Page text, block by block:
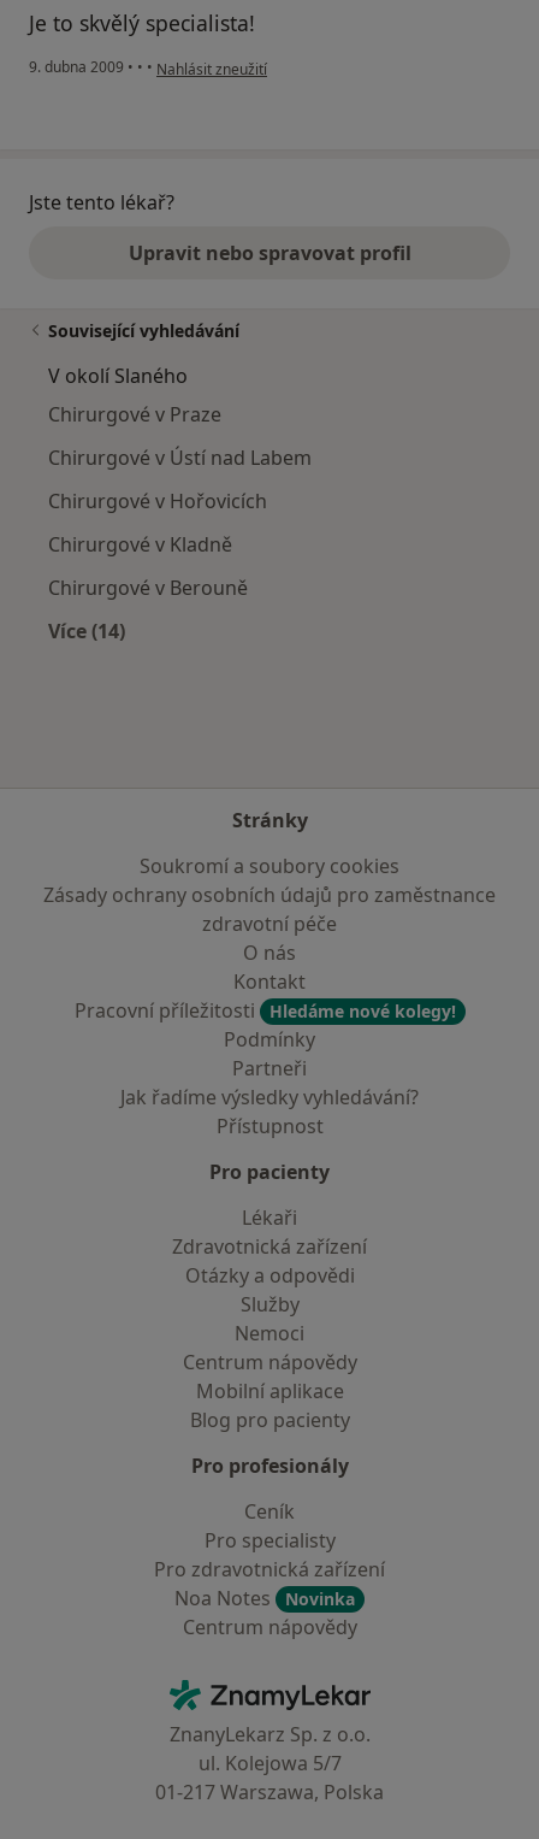
Je to skvělý specialista!
9. dubna 2009 • • • podle názoru uživatele J.
Nahlásit zneužití
Jste tento lékař?
Upravit nebo spravovat profil
Související vyhledávání
V okolí Slaného
Chirurgové v Praze
Chirurgové v Ústí nad Labem
Chirurgové v Hořovicích
Chirurgové v Kladně
Chirurgové v Berouně
Více (14)
Stránky
Soukromí a soubory cookies
Zásady ochrany osobních údajů pro zaměstnance
zdravotní péče
O nás
Kontakt
Pracovní příležitosti
Hledáme nové kolegy!
Podmínky
Partneři
Jak řadíme výsledky vyhledávání?
Přístupnost
Pro pacienty
Lékaři
Zdravotnická zařízení
Otázky a odpovědi
Služby
Nemoci
Centrum nápovědy
Mobilní aplikace
Blog pro pacienty
Pro profesionály
Ceník
Pro specialisty
Pro zdravotnická zařízení
Noa Notes
Novinka
Centrum nápovědy
ZnamyLekar - Hlavní stránka
ZnanyLekarz Sp. z o.o.
ul. Kolejowa 5/7
01-217 Warszawa, Polska